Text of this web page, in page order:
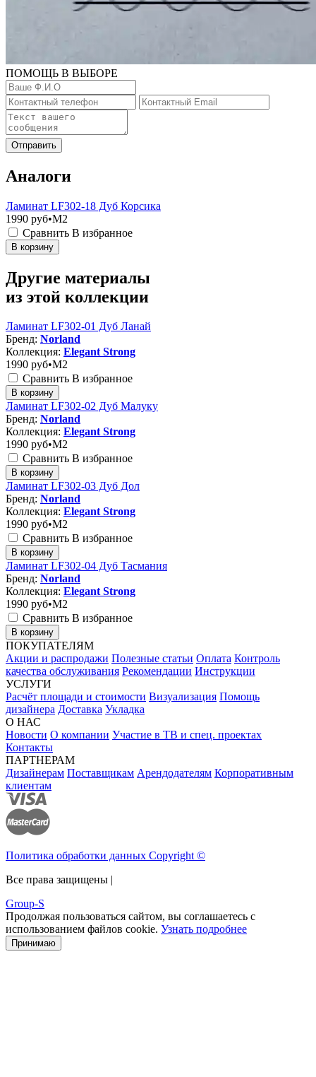
ПОМОЩЬ В ВЫБОРЕ
Отправить
Аналоги
Ламинат LF302-18 Дуб Корсика
1990 руб•M2
Сравнить В избранное
В корзину
Другие материалы
из этой коллекции
Ламинат LF302-01 Дуб Ланай
Бренд: Norland
Коллекция: Elegant Strong
1990 руб•M2
Сравнить В избранное
В корзину
Ламинат LF302-02 Дуб Малуку
Бренд: Norland
Коллекция: Elegant Strong
1990 руб•M2
Сравнить В избранное
В корзину
Ламинат LF302-03 Дуб Дол
Бренд: Norland
Коллекция: Elegant Strong
1990 руб•M2
Сравнить В избранное
В корзину
Ламинат LF302-04 Дуб Тасмания
Бренд: Norland
Коллекция: Elegant Strong
1990 руб•M2
Сравнить В избранное
В корзину
ПОКУПАТЕЛЯМ
Акции и распродажи Полезные статьи Оплата Контроль
качества обслуживания Рекомендации Инструкции
УСЛУГИ
Расчёт площади и стоимости Визуализация Помощь
дизайнера Доставка Укладка
О НАС
Новости О компании Участие в ТВ и спец. проектах
Контакты
ПАРТНЕРАМ
Дизайнерам Поставщикам Арендодателям Корпоративным
клиентам
Политика обработки данных Copyright ©
Все права защищены |
Group-S
Продолжая пользоваться сайтом, вы соглашаетесь с
использованием файлов cookie. Узнать подробнее
Принимаю